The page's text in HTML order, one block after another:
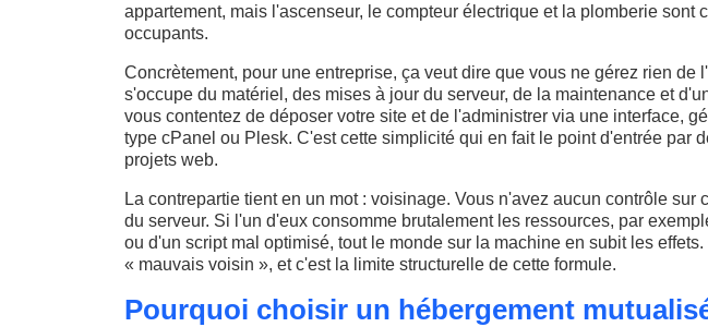
appartement, mais l'ascenseur, le compteur électrique et la plomberie sont
occupants.
Concrètement, pour une entreprise, ça veut dire que vous ne gérez rien de
s'occupe du matériel, des mises à jour du serveur, de la maintenance et
vous contentez de déposer votre site et de l'administrer via une interface,
type cPanel ou Plesk. C'est cette simplicité qui en fait le point d'entrée par
projets web.
La contrepartie tient en un mot : voisinage. Vous n'avez aucun contrôle sur
du serveur. Si l'un d'eux consomme brutalement les ressources, par
ou d'un script mal optimisé, tout le monde sur la machine en subit les
« mauvais voisin », et c'est la limite structurelle de cette formule.
Pourquoi choisir un hébergement